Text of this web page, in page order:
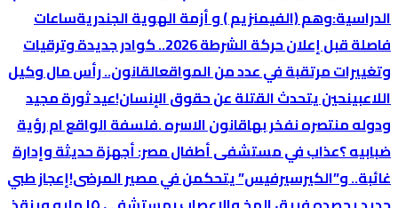
الدراسية:وهم (الفيمنزيم ) و أزمة الهوية الجندريةساعات
فاصلة قبل إعلان حركة الشرطة 2026.. كوادر جديدة وترقيات
وتغييرات مرتقبة في عدد من المواقعالقانون.. رأس مال وكيل
اللاعبينحين يتحدث القتلة عن حقوق الإنسان!عيد ثورة مجيد
ودوله منتصره نفخر بهاقانون الاسره .فلسفة الواقع ام رؤية
ضبابيه ؟عذاب في مستشفى أطفال مصر: أجهزة حديثة وإدارة
غائبة.. و”الكيرسيرفيس” يتحكمن في مصير المرضى!إعجاز طبي